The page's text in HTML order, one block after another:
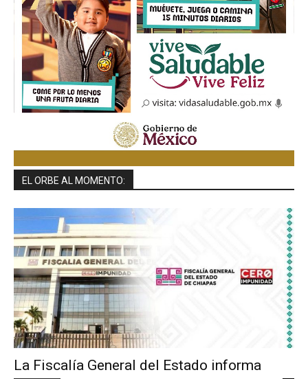
EL ORBE AL MOMENTO:
La Fiscalía General del Estado informa